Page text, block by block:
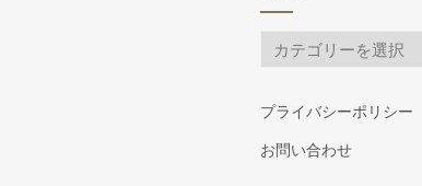
BLOG
プライバシーポリシー
お問い合わせ